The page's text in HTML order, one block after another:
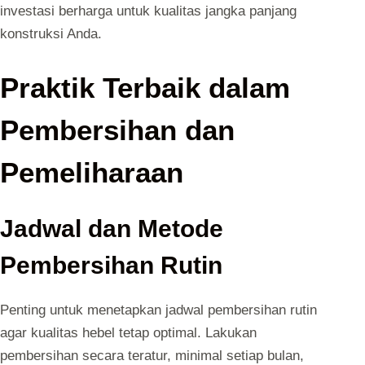
investasi berharga untuk kualitas jangka panjang
konstruksi Anda.
Praktik Terbaik dalam
Pembersihan dan
Pemeliharaan
Jadwal dan Metode
Pembersihan Rutin
Penting untuk menetapkan jadwal pembersihan rutin
agar kualitas hebel tetap optimal. Lakukan
pembersihan secara teratur, minimal setiap bulan,